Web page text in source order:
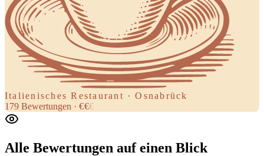
Italienisches Restaurant · Osnabrück
179 Bewertungen · €€€
Alle Bewertungen auf einen Blick